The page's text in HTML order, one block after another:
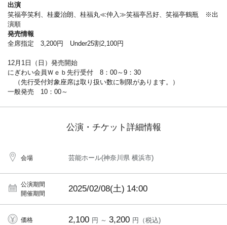
出演
笑福亭笑利、桂慶治朗、桂福丸≪仲入≫笑福亭呂好、笑福亭鶴瓶 ※出
演順
発売情報
全席指定 3,200円 Under25割2,100円
12月1日（日）発売開始
にぎわい会員Ｗｅｂ先行受付 8：00～9：30
（先行受付対象座席は取り扱い数に制限があります。）
一般発売 10：00～
公演・チケット詳細情報
会場 芸能ホール(神奈川県 横浜市)
公演期間
開催期間
2025/02/08(土) 14:00
価格 2,100 円 ～ 3,200 円（税込)